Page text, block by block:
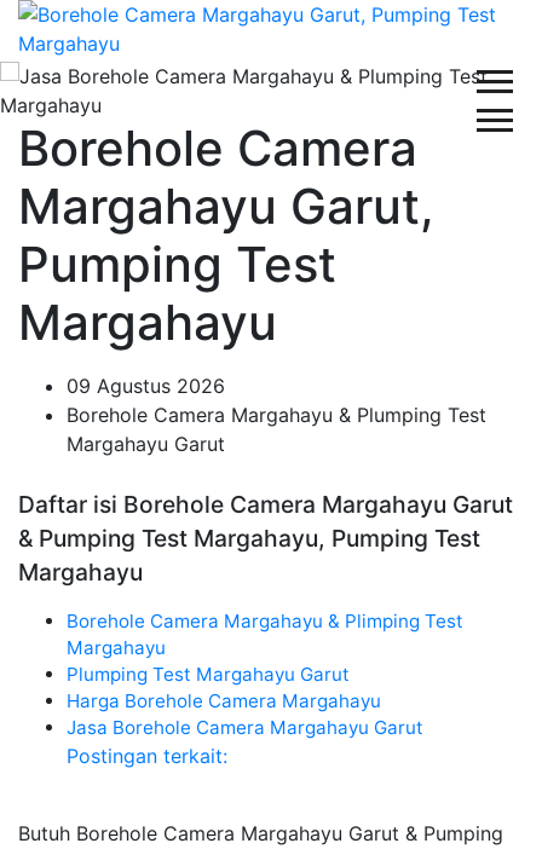
Borehole Camera
Margahayu Garut,
Pumping Test
Margahayu
09 Agustus 2026
Borehole Camera Margahayu & Plumping Test
Margahayu Garut
Daftar isi Borehole Camera Margahayu Garut
& Pumping Test Margahayu, Pumping Test
Margahayu
Borehole Camera Margahayu & Plimping Test
Margahayu
Plumping Test Margahayu Garut
Harga Borehole Camera Margahayu
Jasa Borehole Camera Margahayu Garut
Postingan terkait:
Butuh Borehole Camera Margahayu Garut & Pumping